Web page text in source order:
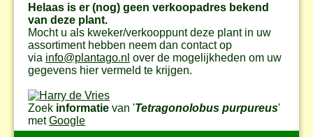
Helaas is er (nog) geen verkoopadres bekend
van deze plant.
Mocht u als kweker/verkooppunt deze plant in uw
assortiment hebben neem dan contact op
via info@plantago.nl over de mogelijkheden om uw
gegevens hier vermeld te krijgen.
Zoek informatie van 'Tetragonolobus purpureus'
metGoogle